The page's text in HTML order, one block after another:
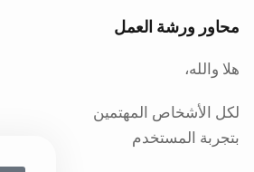
محاور ورشة العمل
هلا والله،
لكل الأشخاص المهتمين
بتجربة المستخدم